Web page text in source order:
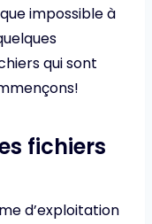
impossible à
qui sont
fichiers
d’exploitation